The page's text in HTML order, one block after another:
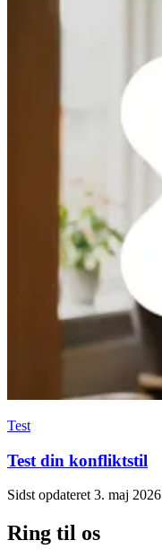
Test
Test din konfliktstil
Sidst opdateret 3. maj 2026
Ring til os